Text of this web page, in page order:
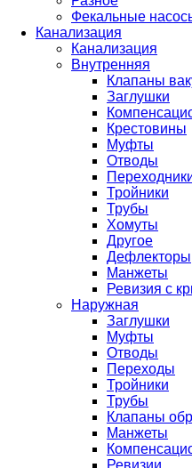
Фекальные
Канализация
Канализация
Внутренняя
Клапаны
Заглушки
Крестовины
Муфты
Отводы
Тройники
Трубы
Хомуты
Другое
Дефлекторы
Манжеты
Ревизия с
Наружная
Заглушки
Муфты
Отводы
Переходы
Тройники
Трубы
Клапаны
Манжеты